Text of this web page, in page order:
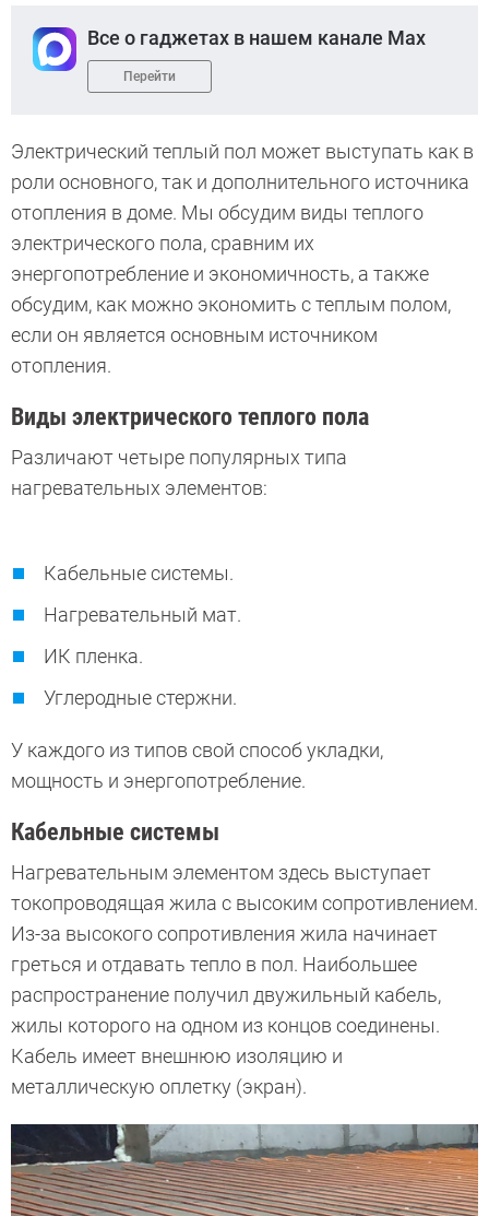
Все о гаджетах в нашем канале Max
Перейти
Электрический теплый пол может выступать как в
роли основного, так и дополнительного источника
отопления в доме. Мы обсудим виды теплого
электрического пола, сравним их
энергопотребление и экономичность, а также
обсудим, как можно экономить с теплым полом,
если он является основным источником
отопления.
Виды электрического теплого пола
Различают четыре популярных типа
нагревательных элементов:
Кабельные системы.
Нагревательный мат.
ИК пленка.
Углеродные стержни.
У каждого из типов свой способ укладки,
мощность и энергопотребление.
Кабельные системы
Нагревательным элементом здесь выступает
токопроводящая жила с высоким сопротивлением.
Из-за высокого сопротивления жила начинает
греться и отдавать тепло в пол. Наибольшее
распространение получил двужильный кабель,
жилы которого на одном из концов соединены.
Кабель имеет внешнюю изоляцию и
металлическую оплетку (экран).